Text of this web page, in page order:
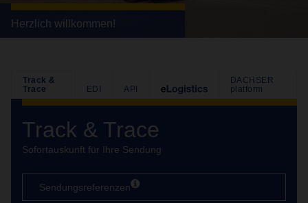
Herzlich willkommen!
Track &
Trace
EDI API
DACHSER
platform
Track & Trace
Sofortauskunft für Ihre Sendung